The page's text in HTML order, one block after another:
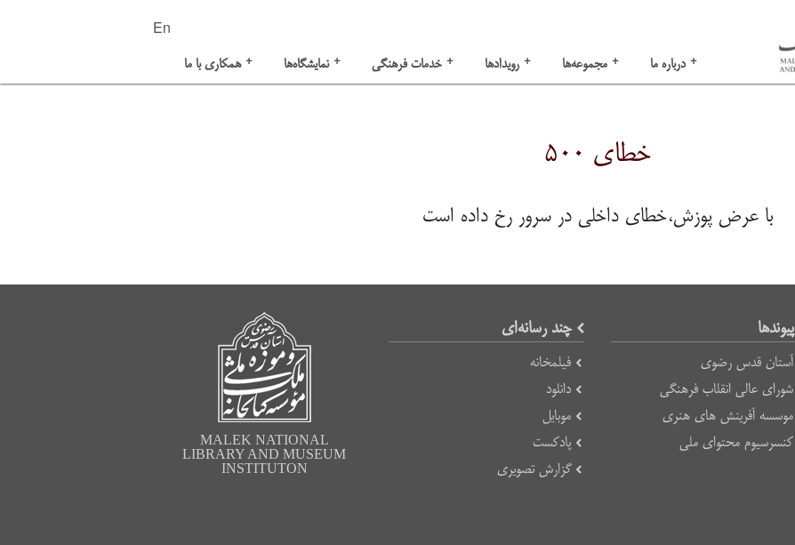
En
همکاری با ما + نمایشگاه‌ها + خدمات فرهنگی + رویدادها + مجموعه‌ها + درباره ما +
خطای ۵۰۰
با عرض پوزش،خطای داخلی در سرور رخ داده است
پیوند‌ها
آستان قدس رضوی
شورای عالی انقلاب فرهنگی
موسسه آفرینش های هنری
کنسرسیوم محتوای ملی
چند رسانه‌ای
فیلمخانه
دانلود
موبایل
پادکست
گزارش تصویری
MALEK NATIONAL
LIBRARY AND MUSEUM
INSTITUTON